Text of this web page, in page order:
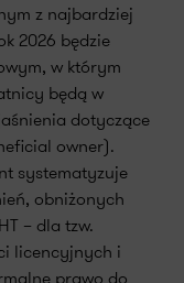
z najbardziej
2026 będzie
w którym
będą w
dotyczące
owner).
systematyzuje
obniżonych
– dla tzw.
licencyjnych i